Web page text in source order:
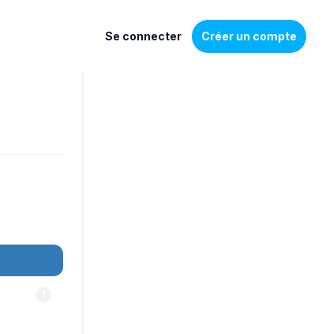
Se connecter Créer un compte